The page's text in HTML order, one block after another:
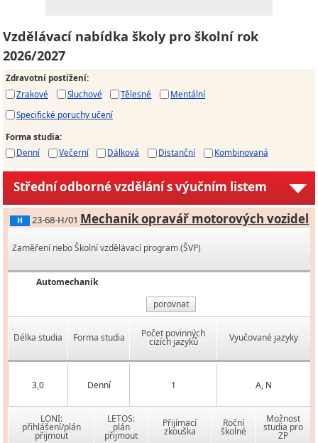
Vzdělávací nabídka školy pro školní rok
2026/2027
Zdravotní postižení:
Zrakové
Sluchové Tělesné
Mentální
Specifické poruchy učení
Forma studia:
Denní
Večerní Dálková Distanční Kombinovaná
Střední odborné vzdělání s výučním listem
H 23-68-H/01 Mechanik opravář motorových vozidel
Zaměření nebo Školní vzdělávací program (ŠVP)
Automechanik
porovnat
Délka studia Forma studia Počet povinných
cizích jazyků Vyučované jazyky
3,0 Denní 1 A, N
LONI:
přihlášení/plán
přijmout
LETOS:
plán
přijmout
Přijímací
zkouška
Roční
školné
Možnost
studia pro
ZP